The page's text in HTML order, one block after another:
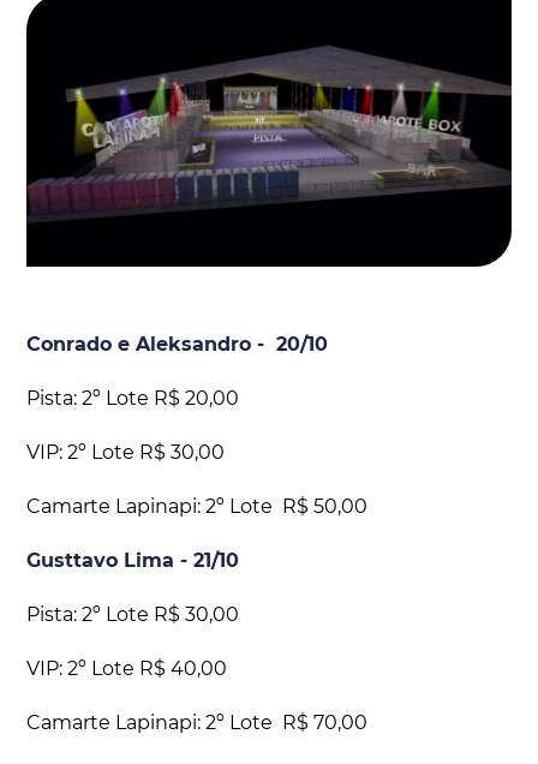
Conrado e Aleksandro - 20/10
Pista: 2º Lote R$ 20,00
VIP: 2º Lote R$ 30,00
Camarte Lapinapi: 2º Lote R$ 50,00
Gusttavo Lima - 21/10
Pista: 2º Lote R$ 30,00
VIP: 2º Lote R$ 40,00
Camarte Lapinapi: 2º Lote R$ 70,00